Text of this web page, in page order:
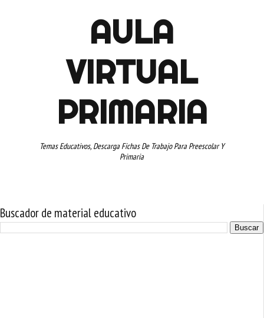
AULA
VIRTUAL
PRIMARIA
Temas Educativos, Descarga Fichas De Trabajo Para Preescolar Y
Primaria
Buscador de material educativo